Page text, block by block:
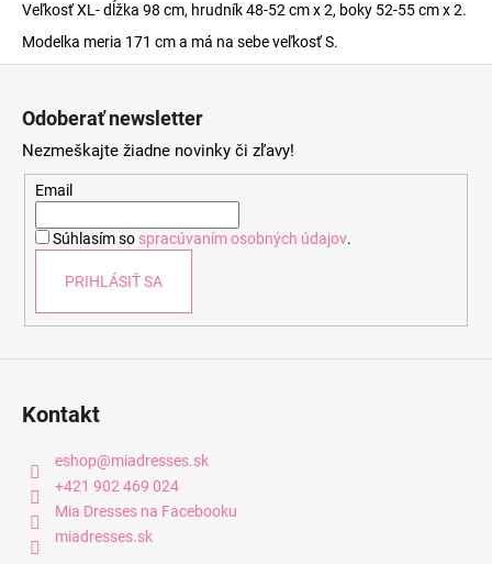
Veľkosť XL- dĺžka 98 cm, hrudník 48-52 cm x 2, boky 52-55 cm x 2.
Modelka meria 171 cm a má na sebe veľkosť S.
Odoberať newsletter
Nezmeškajte žiadne novinky či zľavy!
Email
Súhlasím so spracúvaním osobných údajov.
PRIHLÁSIŤ SA
Kontakt
eshop@miadresses.sk
+421 902 469 024
Mia Dresses na Facebooku
miadresses.sk